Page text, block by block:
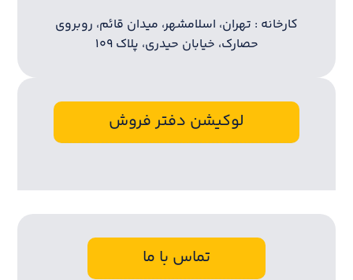
کارخانه : تهران، اسلامشهر، میدان قائم، روبروی
حصارک، خیابان حیدری، پلاک ۱۰۹
لوکیشن دفتر فروش
تماس با ما